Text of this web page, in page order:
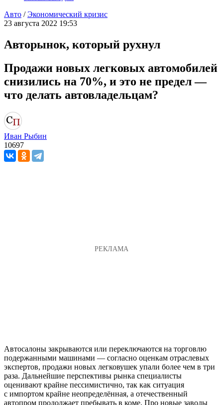
Авто /Экономический кризис
23 августа 2022 19:53
Авторынок, который рухнул
Продажи новых легковых автомобилей
снизились на 70%, и это не предел —
что делать автовладельцам?
Иван Рыбин
10697
Автосалоны закрываются или переключаются на торговлю
подержанными машинами — согласно оценкам отраслевых
экспертов, продажи новых легковушек упали более чем в три
раза. Дальнейшие перспективы рынка специалисты
оценивают крайне пессимистично, так как ситуация
с импортом крайне неопределённая, а отечественный
автопром продолжает пребывать в коме. Про новые заводы